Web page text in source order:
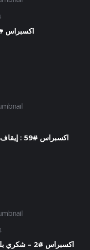
!اكسبراس #28 : وداعاً ياسر
اكسبراس #59 : إيقاف أحمد صواب: تتفيه لتهمة الإر•هاب؟
اكسبراس #2 – شكري بلعيد، حتى لا ننسى كفاح الشهيد (1/2)